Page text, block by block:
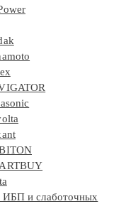
ИБП и слаботочных